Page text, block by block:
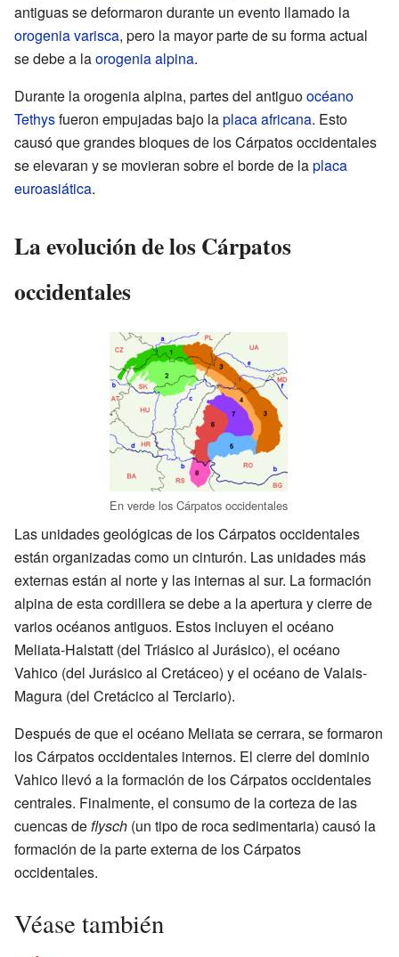
antiguas se deformaron durante un evento llamado la
orogenia varisca, pero la mayor parte de su forma actual
se debe a laorogenia alpina.
Durante la orogenia alpina, partes del antiguoocéano
Tethysfueron empujadas bajo laplaca africana. Esto
causó que grandes bloques de los Cárpatos occidentales
se elevaran y se movieran sobre el borde de laplaca
euroasiática.
La evolución de los Cárpatos
occidentales
En verde los Cárpatos occidentales
Las unidades geológicas de los Cárpatos occidentales
están organizadas como un cinturón. Las unidades más
externas están al norte y las internas al sur. La formación
alpina de esta cordillera se debe a la apertura y cierre de
varios océanos antiguos. Estos incluyen el océano
Meliata-Halstatt (del Triásico al Jurásico), el océano
Vahico (del Jurásico al Cretáceo) y el océano de Valais-
Magura (del Cretácico al Terciario).
Después de que el océano Meliata se cerrara, se formaron
los Cárpatos occidentales internos. El cierre del dominio
Vahico llevó a la formación de los Cárpatos occidentales
centrales. Finalmente, el consumo de la corteza de las
cuencas de flysch (un tipo de roca sedimentaria) causó la
formación de la parte externa de los Cárpatos
occidentales.
Véase también